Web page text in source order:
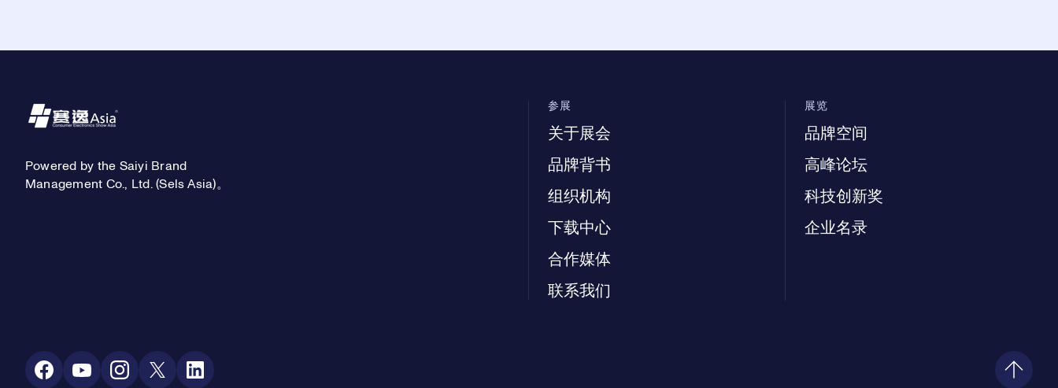
Footer
Powered by the Saiyi Brand
Management Co., Ltd. (Sels Asia)。
参展
关于展会
品牌背书
组织机构
下载中心
合作媒体
联系我们
展览
品牌空间
高峰论坛
科技创新奖
企业名录
Social Media